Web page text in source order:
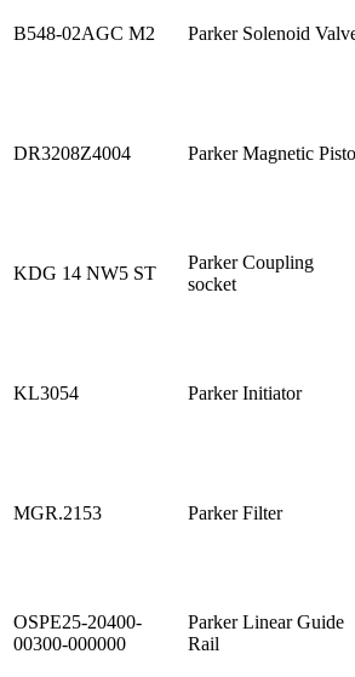
B548-02AGC M2 Parker Solenoid
DR3208Z4004 Parker Magnetic
KDG 14 NW5 ST
Parker Coupling
socket
KL3054 Parker Initiator
MGR.2153 Parker Filter
OSPE25-20400-
00300-000000
Parker Linear Guide
Rail